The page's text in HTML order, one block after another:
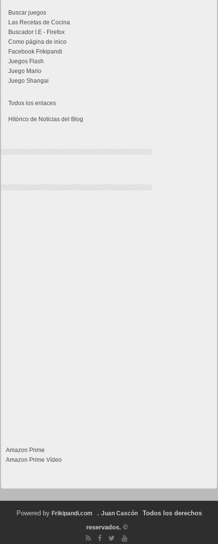
Buscar juegos
Las Recetas de Cocina
Buscador I.E - Firefox
Como página de inico
Facebook Frikipandi
Juegos Flash
Juego Mario
Juego Shangai
Todos los enlaces
Hitórico de Noticias del Blog
Amazon Prime
Amazon Prime Vídeo
Powered by Frikipandi.com . Juan Cascón
Todos los derechos
reservados. ©